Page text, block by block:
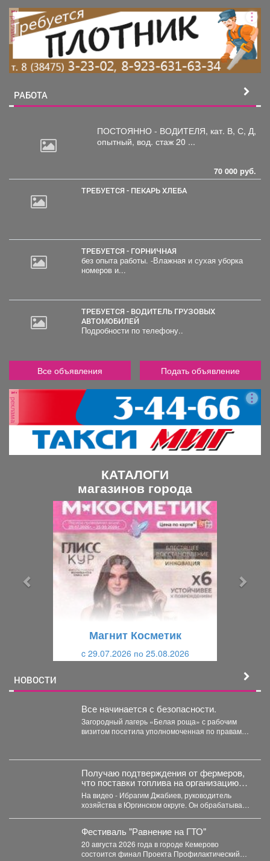
реклама
РАБОТА
ПОСТОЯННО - ВОДИТЕЛЯ, кат. В, С, Д,
опытный, вод. стаж 20 ...
70 000 руб.
ТРЕБУЕТСЯ - ПЕКАРЬ ХЛЕБА
ТРЕБУЕТСЯ - ГОРНИЧНАЯ
без опыта работы. -Влажная и сухая уборка
номеров и...
ТРЕБУЕТСЯ - ВОДИТЕЛЬ ГРУЗОВЫХ
АВТОМОБИЛЕЙ
Подробности по телефону..
Все объявления Подать объявление
реклама
КАТАЛОГИ
магазинов города
Магнит Косметик
c 29.07.2026 по 25.08.2026
НОВОСТИ
Все начинается с безопасности.
Загородный лагерь «Белая роща» с рабочим
визитом посетила уполномоченная по правам
Получаю подтверждения от фермеров,
что поставки топлива на организацию
уборочной кампании уже начались.
На видео - Ибрагим Джабиев, руководитель
хозяйства в Юргинском округе. Он обрабатывает
Фестиваль "Равнение на ГТО"
20 августа 2026 года в городе Кемерово
состоится финал Проекта Профилактический